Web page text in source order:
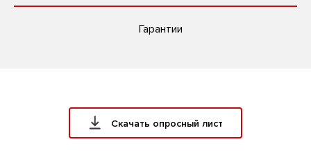
Гарантии
Скачать опросный лист